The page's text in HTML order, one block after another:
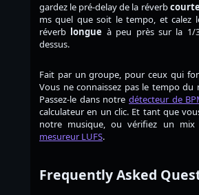
gardez le pré-delay de la réverbcourte
ms quel que soit le tempo, et calez
réverb longue à peu près sur la 1/
dessus.
Fait par un groupe, pour ceux qui
Vous ne connaissez pas le tempo du
Passez-le dans notre détecteur de
calculateur en un clic. Et tant que
notre musique, ou vérifiez un mix
mesureur LUFS.
Frequently Asked